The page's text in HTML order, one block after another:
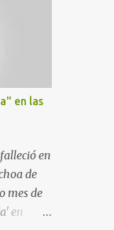
los
,
ligar
si has
y
Otro
de
en las
en
de
mes de
en